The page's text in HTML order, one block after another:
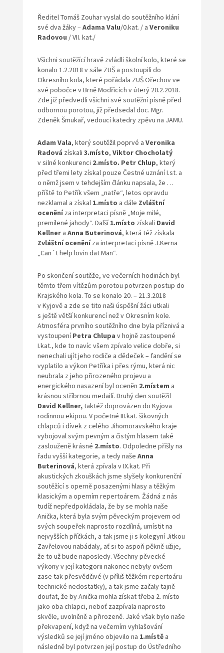
Ředitel Tomáš Zouhar vyslal do soutěžního klání
své dva žáky –Adama Valu/0.kat. / a Veroniku
Radovou / VII. kat./
Všichni soutěžící hravě zvládli školní kolo, které se
konalo 1.2.2018 v sále ZUŠ a postoupili do
Okresního kola, které pořádala ZUŠ Ořechov ve
své pobočce v Brně Modřicích v úterý 20.2.2018.
Zde již předvedli všichni své soutěžní písně před
odbornou porotou, jíž předsedal doc. Mgr.
Zdeněk Šmukař, vedoucí katedry zpěvu na JAMU.
Adam Vala, který soutěžil poprvé a Veronika
Radová získali 3.místo, Viktor Chocholatý
v silné konkurenci 2.místo. Petr Chlup, který
před třemi lety získal pouze Čestné uznání I.st. a
o němž jsem v tehdejším článku napsala, že …
příště to Petřík všem „natře“, letos opravdu
nezklamal a získal 1.místo a dále Zvláštní
oceněníza interpretaci písně „Moje milé,
premilené jahody“. Další1.místo získali David
Kellner a Anna Buterinová, která též získala
Zvláštní oceněníza interpretaci písně J.Kerna
„Can´t help lovin dat Man“.
Po skončení soutěže, ve večerních hodinách byl
těmto třem vítězům porotou potvrzen postup do
Krajského kola. To se konalo 20. – 21.3.2018
v Kyjově a zde se tito naši úspěšní žáci utkali
s ještě větší konkurencí než v Okresním kole.
Atmosféra prvního soutěžního dne byla příznivá a
vystoupeníPetra Chlupa v hojně zastoupené
I.kat., kde to navíc všem zpívalo velice dobře, si
nenechali ujít jeho rodiče a dědeček – fandění se
vyplatilo a výkon Petříka i přes rýmu, která nic
neubrala z jeho přirozeného projevu a
energického nasazení byl oceněn 2.místem a
krásnou stříbrnou medailí. Druhý den soutěžil
David Kellner,taktéž doprovázen do Kyjova
rodinnou ekipou. V početné III.kat. šikovných
chlapců i dívek z celého Jihomoravského kraje
vybojoval svým pevným a čistým hlasem také
zaslouženě krásné 2.místo. Odpoledne přišly na
řadu vyšší kategorie, a tedy naše Anna
Buterinová, která zpívala v IX.kat. Při
akustických zkouškách jsme slyšely konkurenční
soutěžící s operně posazenými hlasy a těžkým
klasickým a operním repertoárem. Žádná z nás
tudíž nepředpokládala, že by se mohla naše
Anička, která byla svým pěveckým projevem od
svých soupeřek naprosto rozdílná, umístit na
nejvyšších příčkách, a tak jsme ji s kolegyní Jitkou
Zavřelovou nabádaly, ať si to aspoň pěkně užije,
že to už bude naposledy. Všechny pěvecké
výkony v její kategorii nakonec nebyly ovšem
zase tak přesvědčivé (v příliš těžkém repertoáru
technické nedostatky), a tak jsme začaly tajně
doufat, že by Anička mohla získat třeba 2. místo
jako oba chlapci, neboť zazpívala naprosto
skvěle, uvolněně a přirozeně. Jaké však bylo naše
překvapení, když na večerním vyhlašování
výsledků se její jméno objevilo na 1.místěa
následně byl potvrzen její postup do Ústředního